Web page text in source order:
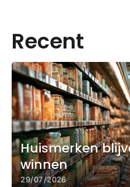
Recent
Huismerken
winnen
29/07/2026